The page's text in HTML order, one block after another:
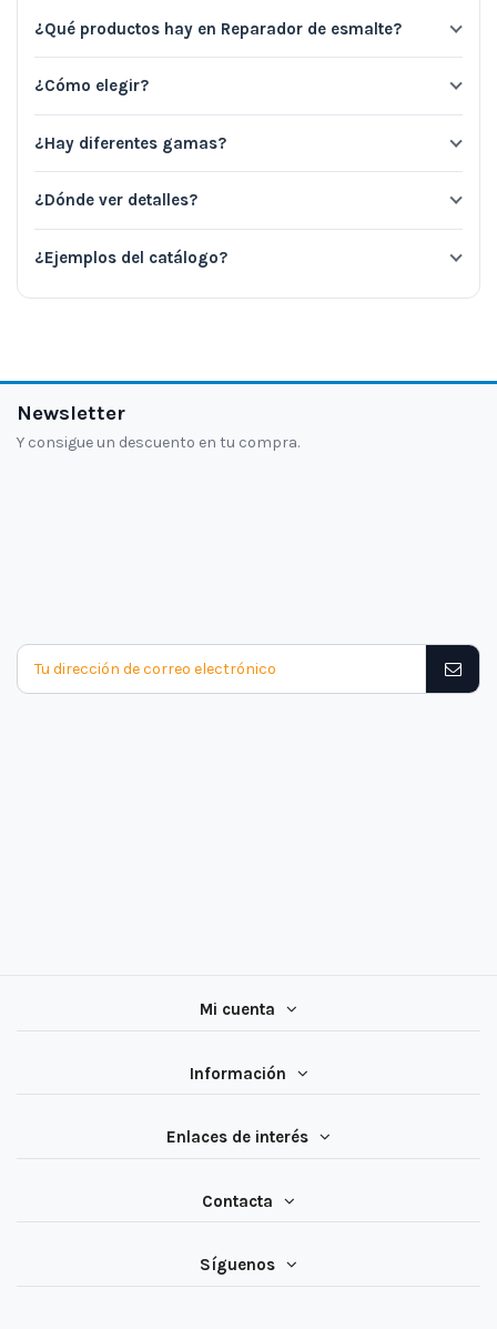
¿Qué productos hay en Reparador de esmalte?
¿Cómo elegir?
¿Hay diferentes gamas?
¿Dónde ver detalles?
¿Ejemplos del catálogo?
Newsletter
Y consigue un descuento en tu compra.
Mi cuenta
Información
Enlaces de interés
Contacta
Síguenos